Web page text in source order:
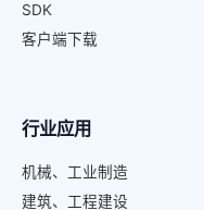
SDK
客户端下载
行业应用
机械、工业制造
建筑、工程建设